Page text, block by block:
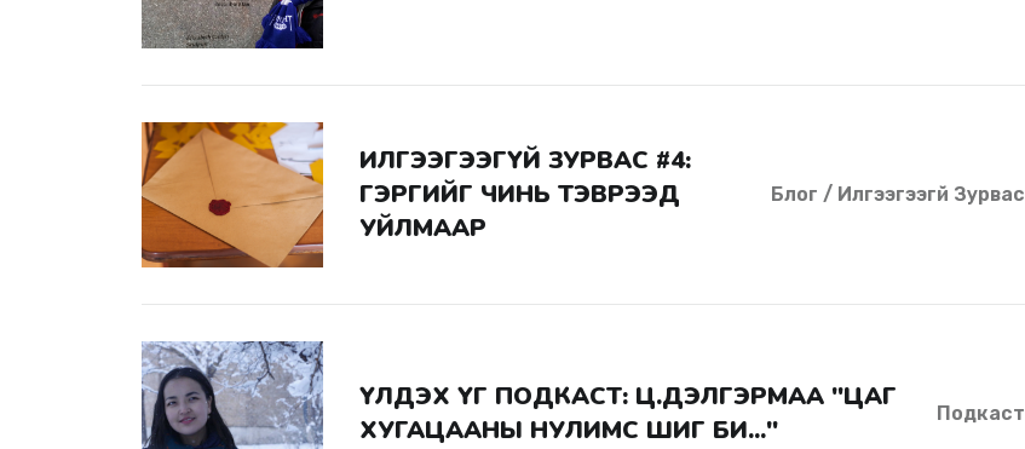
ИЛГЭЭГЭЭГҮЙ ЗУРВАС #4:
ГЭРГИЙГ ЧИНЬ ТЭВРЭЭД
УЙЛМААР
Блог / Илгээгээгүй Зурвас
ҮЛДЭХ ҮГ ПОДКАСТ: Ц.ДЭЛГЭРМАА "ЦАГ
ХУГАЦААНЫ НУЛИМС ШИГ БИ..."
Подкаст